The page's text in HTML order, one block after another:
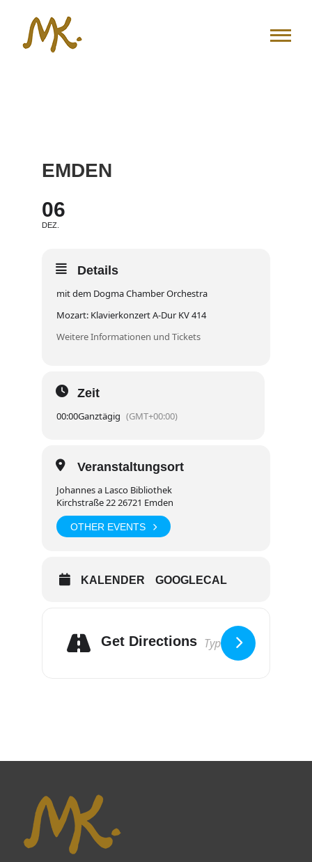
springen
EMDEN
06
DEZ.
Details
mit dem Dogma Chamber Orchestra
Mozart: Klavierkonzert A-Dur KV 414
Weitere Informationen und Tickets
Zeit
00:00Ganztägig (GMT+00:00)
Veranstaltungsort
Johannes a Lasco Bibliothek
Kirchstraße 22 26721 Emden
OTHER EVENTS
KALENDER GOOGLECAL
Get Directions